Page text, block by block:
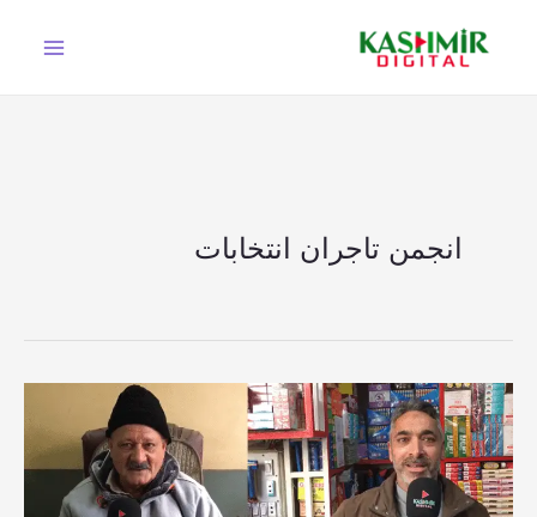
انجمن تاجران انتخابات
باغ:
انجمن
تاجران